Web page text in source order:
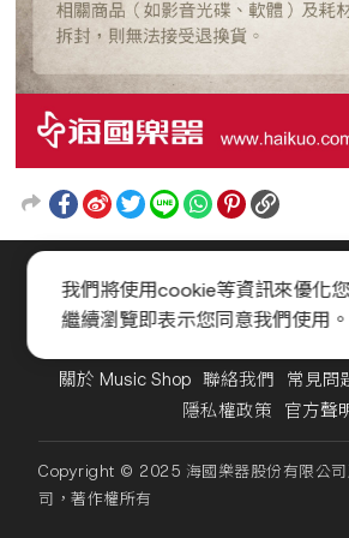
關於 Music Shop 聯絡我們 常見問
隱私權政策 官方聲
Copyright © 2025 海國樂器股份有限公司
司，著作權所有
我們將使用cookie等資訊來優化
繼續瀏覽即表示您同意我們使用。